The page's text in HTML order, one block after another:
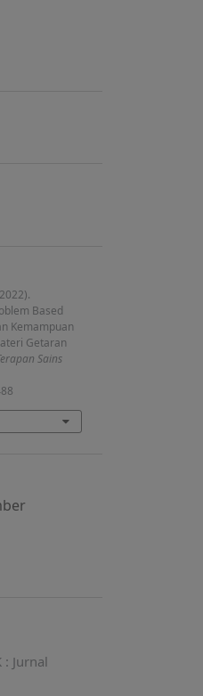
Based
Kemampuan
Getaran
Sains
: Jurnal